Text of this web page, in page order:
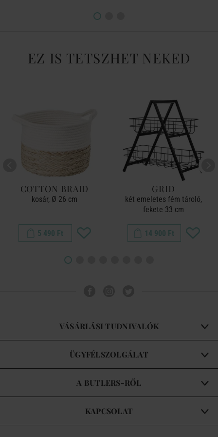
EZ IS TETSZHET NEKED
COTTON BRAID
kosár, Ø 26 cm
5 490 Ft
GRID
két emeletes fém tároló,
fekete 33 cm
14 900 Ft
VÁSÁRLÁSI TUDNIVALÓK
ÜGYFÉLSZOLGÁLAT
A BUTLERS-RŐL
KAPCSOLAT